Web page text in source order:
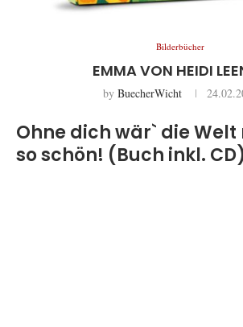
Bilderbücher
EMMA VON HEIDI
by BuecherWicht
Ohne dich wär` die
so schön! (Buch inkl.